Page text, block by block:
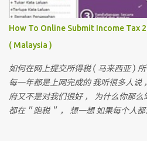
How To Online Submit Income Tax
( Malaysia )
如何在网上提交所得税 ( 马来西亚 )
每一年都是上网完成的 我听很多人说
府又不是对我们很好 ， 为什么你那么
都在＂跑税＂ ， 想一想 如果每个人都